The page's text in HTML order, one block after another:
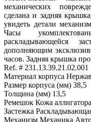
механических
сделана и задняя
увидеть детали
Часы
раскладывающейся
дополняющим
часов. Задняя крышка
Ref. # 231.13.39.21.02.001
Материал корпуса
Размер корпуса (мм) 38,5
Толщина (мм) 13,5
Ремешок Кожа аллигатора
Застежка
Механизм Механика